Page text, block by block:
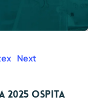
Next
2025 ospita